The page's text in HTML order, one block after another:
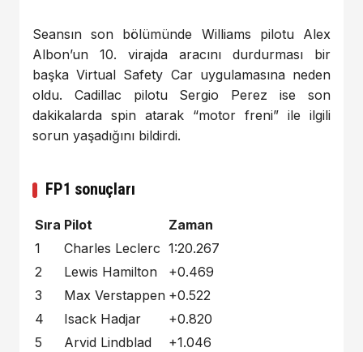
Seansın son bölümünde Williams pilotu Alex
Albon’un 10. virajda aracını durdurması bir
başka Virtual Safety Car uygulamasına neden
oldu. Cadillac pilotu Sergio Perez ise son
dakikalarda spin atarak “motor freni” ile ilgili
sorun yaşadığını bildirdi.
FP1 sonuçları
Sıra Pilot
Zaman
1
Charles Leclerc 1:20.267
2
Lewis Hamilton
+0.469
3
Max Verstappen +0.522
4
Isack Hadjar
+0.820
5
Arvid Lindblad
+1.046